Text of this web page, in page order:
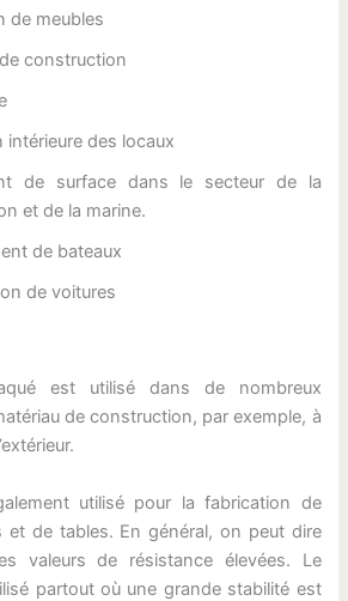
de meubles
construction
intérieure des locaux
de surface dans le secteur de la
et de la marine.
de bateaux
de voitures
est utilisé dans de nombreux
de construction, par exemple, à
utilisé pour la fabrication de
et de tables. En général, on peut dire
valeurs de résistance élevées. Le
partout où une grande stabilité est